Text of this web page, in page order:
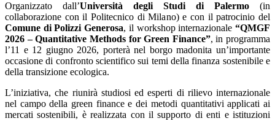
Organizzato dall’Università degli Studi di Palermo (in
collaborazione con il Politecnico di Milano) e con il patrocinio del
Comune di Polizzi Generosa, il workshop internazionale“QMGF
2026 – Quantitative Methods for Green Finance”, in programma
l’11 e 12 giugno 2026, porterà nel borgo madonita un’importante
occasione di confronto scientifico sui temi della finanza sostenibile e
della transizione ecologica.
L’iniziativa, che riunirà studiosi ed esperti di rilievo internazionale
nel campo della green finance e dei metodi quantitativi applicati ai
mercati sostenibili, è realizzata con il supporto di enti e istituzioni